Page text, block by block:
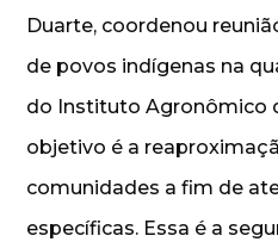
Duarte, coordenou
de povos indígenas na
do Instituto Agronômico
objetivo é a
comunidades a fim de
específicas. Essa é a